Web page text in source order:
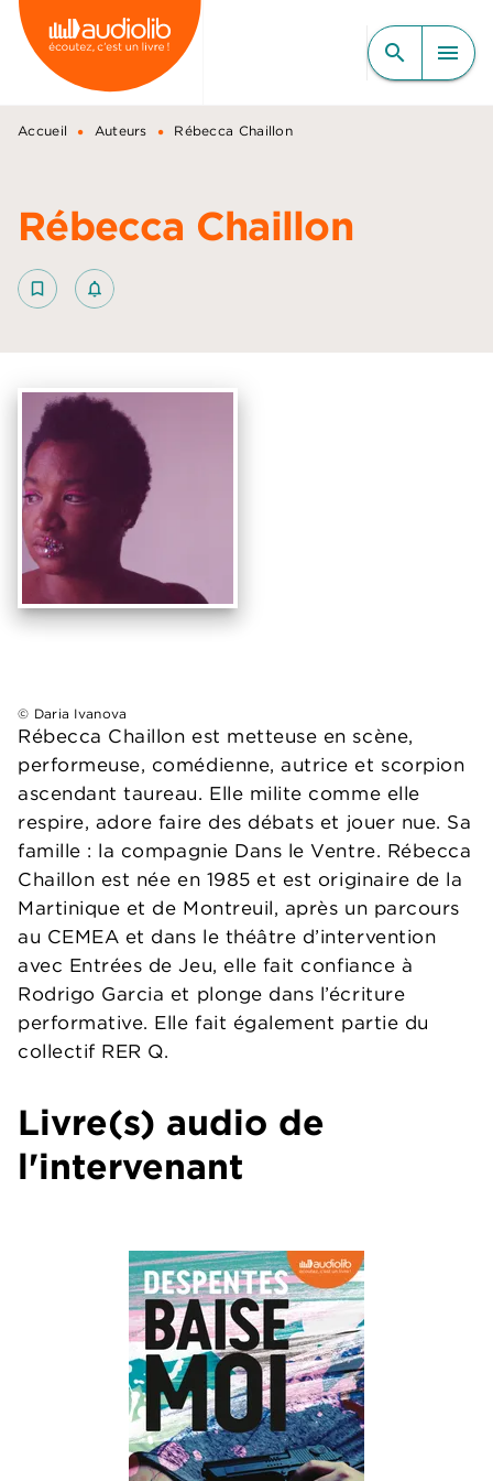
MENU RECHERCHE
CONTENU
PIED DE PAGE
search menu
Accueil • Auteurs • Rébecca Chaillon
Rébecca Chaillon
bookmark_border notifications_none_outlined
Rébecca Chaillon est metteuse en scène,
performeuse, comédienne, autrice et scorpion
ascendant taureau. Elle milite comme elle
respire, adore faire des débats et jouer nue. Sa
famille : la compagnie Dans le Ventre. Rébecca
Chaillon est née en 1985 et est originaire de la
Martinique et de Montreuil, après un parcours
au CEMEA et dans le théâtre d’intervention
avec Entrées de Jeu, elle fait confiance à
Rodrigo Garcia et plonge dans l’écriture
performative. Elle fait également partie du
collectif RER Q.
© Daria Ivanova
Livre(s) audio de
l'intervenant